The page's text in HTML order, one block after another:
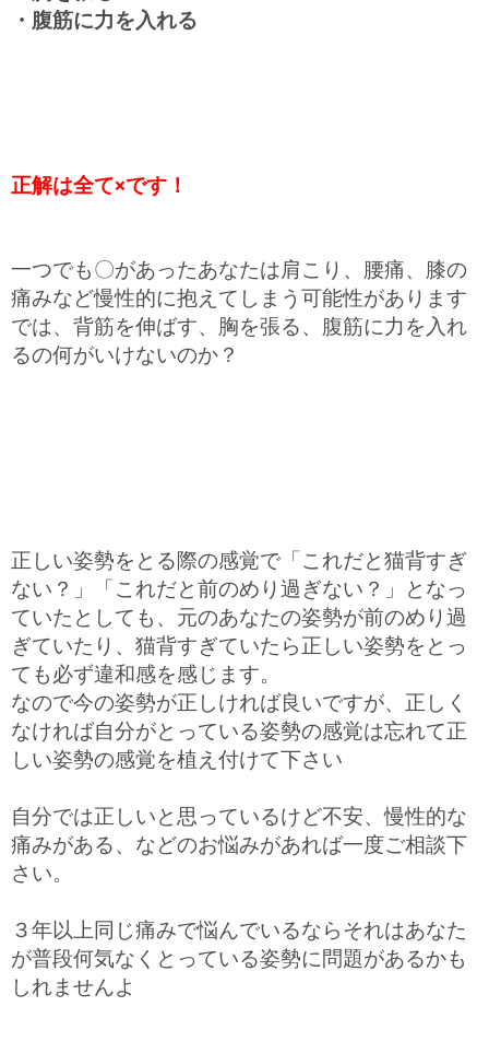
・腹筋に力を入れる
正解は全て×です！
一つでも〇があったあなたは肩こり、腰痛、膝の
痛みなど慢性的に抱えてしまう可能性があります
では、背筋を伸ばす、胸を張る、腹筋に力を入れ
るの何がいけないのか？
正しい姿勢をとる際の感覚で「これだと猫背すぎ
ない？」「これだと前のめり過ぎない？」となっ
ていたとしても、元のあなたの姿勢が前のめり過
ぎていたり、猫背すぎていたら正しい姿勢をとっ
ても必ず違和感を感じます。
なので今の姿勢が正しければ良いですが、正しく
なければ自分がとっている姿勢の感覚は忘れて正
しい姿勢の感覚を植え付けて下さい
自分では正しいと思っているけど不安、慢性的な
痛みがある、などのお悩みがあれば一度ご相談下
さい。
３年以上同じ痛みで悩んでいるならそれはあなた
が普段何気なくとっている姿勢に問題があるかも
しれませんよ